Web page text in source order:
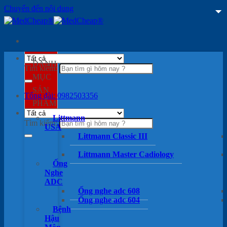
Chuyển đến nội dung
Tìm kiếm:
Tổng đài: 0982503356
Tìm kiếm:
DANH
MỤC
SẢN
PHẨM
Littmann
USA
Littmann Classic III
Littmann Master Cadiology
Ống
Nghe
ADC
Ống nghe adc 608
Ống nghe adc 604
Bệnh
Hậu